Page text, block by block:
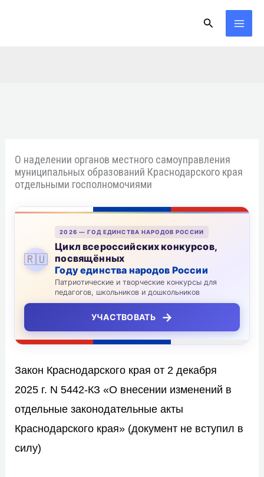
Поиск
О наделении органов местного самоуправления
муниципальных образований Краснодарского края
отдельными госполномочиями
🇷🇺
2026 — ГОД ЕДИНСТВА НАРОДОВ РОССИИ
Цикл всероссийских конкурсов,
посвящённых
Году единства народов России
Патриотические и творческие конкурсы для
педагогов, школьников и дошкольников
УЧАСТВОВАТЬ →
Закон Краснодарского края от 2 декабря
2025 г. N 5442-КЗ «О внесении изменений в
отдельные законодательные акты
Краснодарского края» (документ не вступил в
силу)